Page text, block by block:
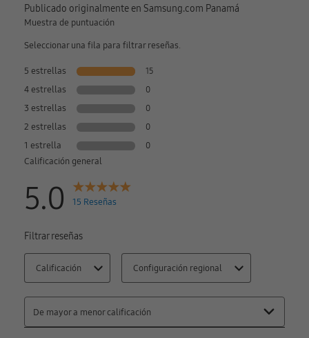
Publicado originalmente en Samsung.com Panamá
Muestra de puntuación
Seleccionar una fila para filtrar reseñas.
5 estrellas 15
4 estrellas 0
3 estrellas 0
2 estrellas 0
1 estrella 0
Calificación general
5.0 15 Reseñas
Filtrar reseñas
Calificación Configuración regional
De mayor a menor calificación